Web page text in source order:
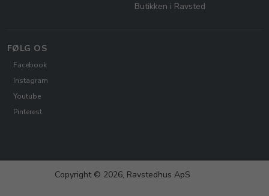
Butikken i Ravsted
FØLG OS
Facebook
Instagram
Youtube
Pinterest
Copyright © 2026, Ravstedhus ApS